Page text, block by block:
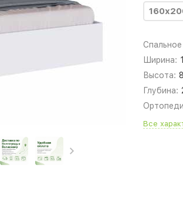
Ширина:
Высота:
Глубина:
Все